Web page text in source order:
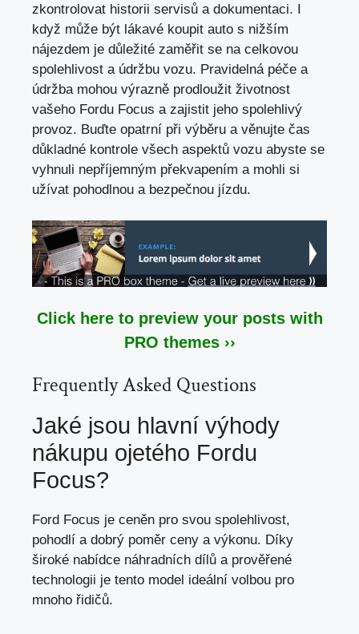
zkontrolovat historii servisů a dokumentaci. I
když může být lákavé koupit auto s nižším
nájezdem je důležité zaměřit se na celkovou
spolehlivost a údržbu vozu. Pravidelná péče a
údržba mohou výrazně prodloužit životnost
vašeho Fordu Focus a zajistit jeho spolehlivý
provoz. Buďte opatrní při výběru a věnujte čas
důkladné kontrole všech aspektů vozu abyste se
vyhnuli nepříjemným překvapením a mohli si
užívat pohodlnou a bezpečnou jízdu.
Click here to preview your posts with
PRO themes ››
Frequently Asked Questions
Jaké jsou hlavní výhody
nákupu ojetého Fordu
Focus?
Ford Focus je ceněn pro svou spolehlivost,
pohodlí a dobrý poměr ceny a výkonu. Díky
široké nabídce náhradních dílů a prověřené
technologii je tento model ideální volbou pro
mnoho řidičů.